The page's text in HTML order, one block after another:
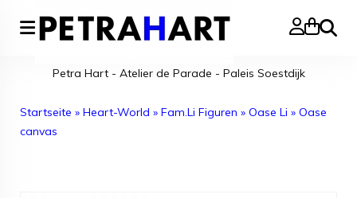
Suche
Petra Hart - Atelier de Parade - Paleis Soestdijk
Startseite » Heart-World » Fam.Li Figuren » Oase Li » Oase
canvas